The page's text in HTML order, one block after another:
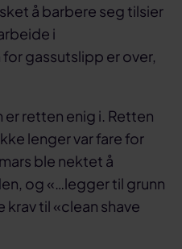
å barbere seg tilsier
i
gassutslipp er over,
retten enig i. Retten
lenger var fare for
ble nektet å
og «…legger til grunn
krav til «clean shave